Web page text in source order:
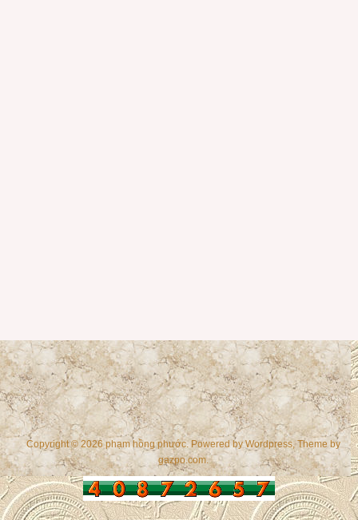
Copyright © 2026 phạm hồng phước. Powered byWordpress , Theme by
gazpo.com.